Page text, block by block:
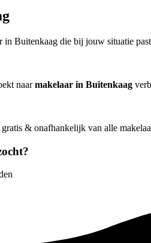
in Buitenkaag die bij jouw situatie
naarmakelaar in Buitenkaag
& onafhankelijk van alle